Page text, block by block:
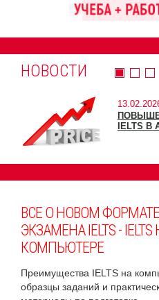
НОВОСТИ
IELTS
ВСЕ О НОВОМ ФОРМАТЕ
ЭКЗАМЕНА IELTS - IELTS
КОМПЬЮТЕРЕ
Преимущества IELTS на
образцы заданий и